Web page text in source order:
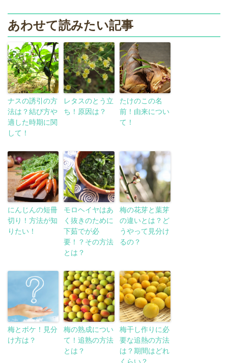
あわせて読みたい記事
ナスの誘引の方
法は？結び方や
適した時期に関
して！
レタスのとう立
ち！原因は？
たけのこの名
前！由来につい
て！
にんじんの短冊
切り！方法が知
りたい！
モロヘイヤはあ
く抜きのために
下茹でが必
要！？その方法
とは？
梅の花芽と葉芽
の違いとは？ど
うやって見分け
るの？
梅とボケ！見分
け方は？
梅の熟成につい
て！追熟の方法
とは？
梅干し作りに必
要な追熱の方法
は？期間はどれ